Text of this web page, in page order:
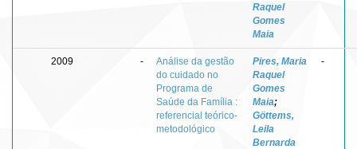
Raquel
Gomes
Maia
2009 -
Análise da gestão
do cuidado no
Programa de
Saúde da Família :
referencial teórico-
metodológico
Pires, Maria
Raquel
Gomes
Maia;
Göttems,
Leila
Bernarda
-